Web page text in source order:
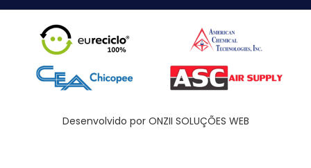
Desenvolvido por ONZII SOLUÇÕES WEB